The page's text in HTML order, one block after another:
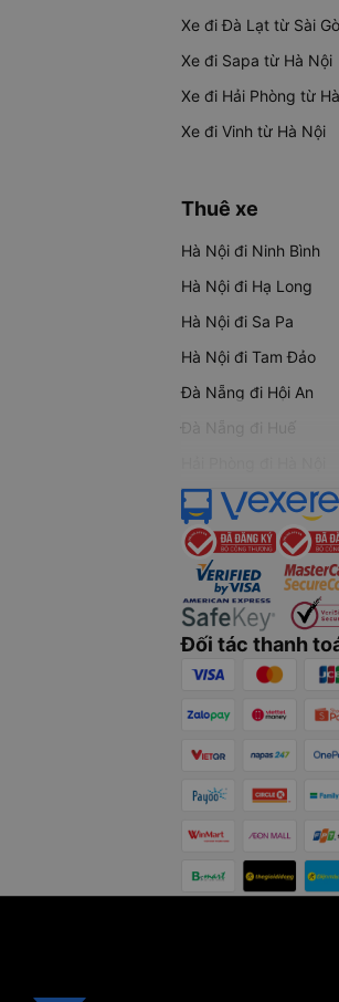
Xe đi Đà Lạt từ Sài
Xe đi Sapa từ Hà Nội
Xe đi Hải Phòng từ
Xe đi Vinh từ Hà Nội
Thuê xe
Hà Nội đi Ninh Bình
Hà Nội đi Hạ Long
Hà Nội đi Sa Pa
Hà Nội đi Tam Đảo
Đà Nẵng đi Hội An
Đà Nẵng đi Huế
Đối tác thanh